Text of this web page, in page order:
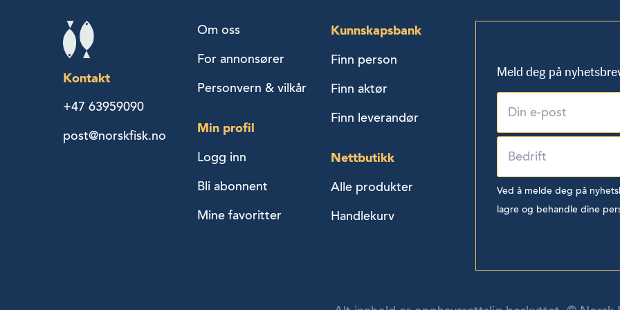
Kontakt
+47 63959090
post@norskfisk.no
Om oss
For annonsører
Personvern & vilkår
Min profil
Logg inn
Bli abonnent
Mine favoritter
Kunnskapsbank
Finn person
Finn aktør
Finn leverandør
Nettbutikk
Alle produkter
Handlekurv
Meld deg på
Ved å melde deg på
lagre og behandle dine